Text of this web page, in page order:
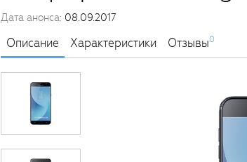
Дата анонса: 08.09.2017
Описание Характеристики Отзывы0